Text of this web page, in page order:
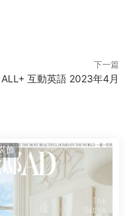
下一篇
ALL+ 互動英語 2023年4月
飾